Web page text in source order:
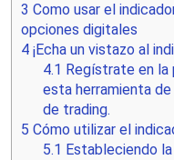
3 Como usar el
opciones digitales
4 ¡Echa un vistazo al
4.1 Regístrate en la
esta herramienta
de trading.
5 Cómo utilizar el
5.1 Estableciendo